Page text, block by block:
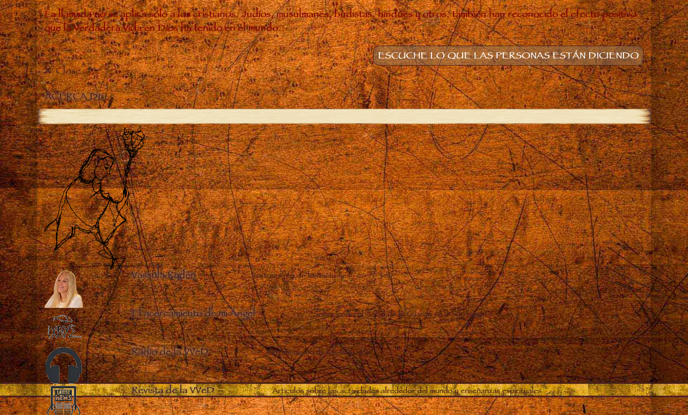
La llamada no se aplica sólo a los cristianos. Judíos, musulmanes, budistas, hindúes y otros, también han reconocido el efecto positivo
que la Verdadera Vida en Dios ha tenido en el mundo.
ESCUCHE LO QUE LAS PERSONAS ESTÁN DICIENDO
Close
ACERCA DE
Vassula Rydén– Instrumento de los mensajes
El acercamiento de mi Ángel– Sobre cómo el Ángel de la Guarda se le aproximó
Radio de la VVeD– Retransmisión de los mensajes
Revista de la VVeD– Artículos sobre las actividades alrededor del mundo y enseñanzas espirituales